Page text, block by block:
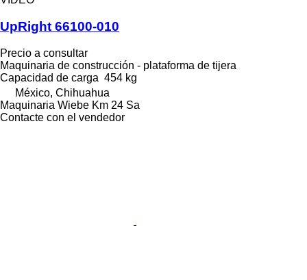
UpRight 66100-010
Precio a consultar
Maquinaria de construcción - plataforma de tijera
Capacidad de carga 454 kg
México, Chihuahua
Maquinaria Wiebe Km 24 Sa
Contacte con el vendedor